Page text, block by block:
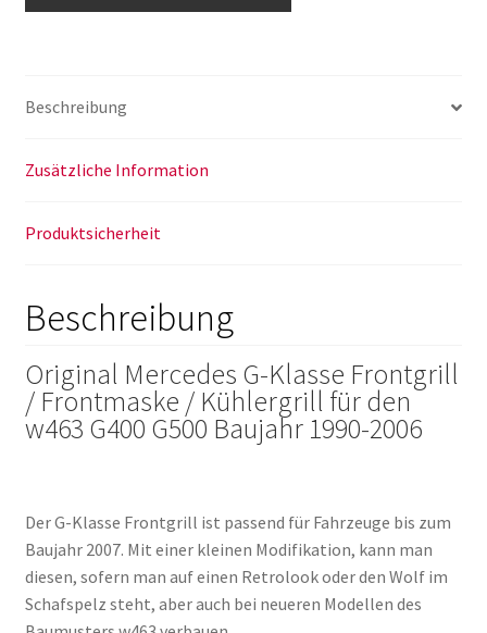
Beschreibung
Zusätzliche Information
Produktsicherheit
Beschreibung
Original Mercedes G-Klasse Frontgrill
/ Frontmaske / Kühlergrill für den
w463 G400 G500 Baujahr 1990-2006
Der G-Klasse Frontgrill ist passend für Fahrzeuge bis zum
Baujahr 2007. Mit einer kleinen Modifikation, kann man
diesen, sofern man auf einen Retrolook oder den Wolf im
Schafspelz steht, aber auch bei neueren Modellen des